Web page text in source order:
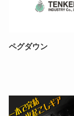
ペグダウン